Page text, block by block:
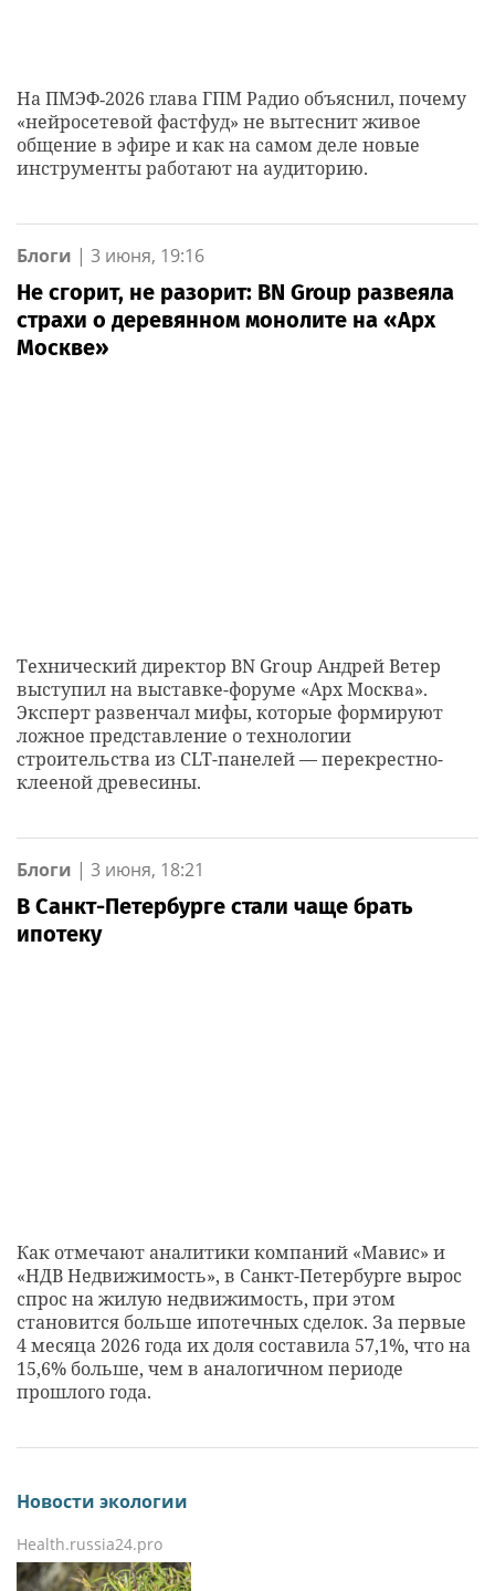
На ПМЭФ‑2026 глава ГПМ Радио объяснил, почему
«нейросетевой фастфуд» не вытеснит живое
общение в эфире и как на самом деле новые
инструменты работают на аудиторию.
Блоги | 3 июня, 19:16
Не сгорит, не разорит: BN Group развеяла
страхи о деревянном монолите на «Арх
Москве»
Технический директор BN Group Андрей Ветер
выступил на выставке-форуме «Арх Москва».
Эксперт развенчал мифы, которые формируют
ложное представление о технологии
строительства из CLT-панелей — перекрестно-
клееной древесины.
Блоги | 3 июня, 18:21
В Санкт-Петербурге стали чаще брать
ипотеку
Как отмечают аналитики компаний «Мавис» и
«НДВ Недвижимость», в Санкт-Петербурге вырос
спрос на жилую недвижимость, при этом
становится больше ипотечных сделок. За первые
4 месяца 2026 года их доля составила 57,1%, что на
15,6% больше, чем в аналогичном периоде
прошлого года.
Новости экологии
Health.russia24.pro